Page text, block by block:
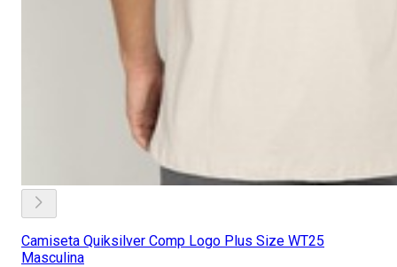
Camiseta Quiksilver Comp Logo Plus Size WT25
Masculina